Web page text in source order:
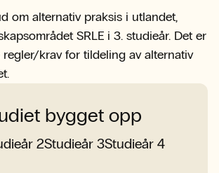
om alternativ praksis i utlandet,
SRLE i 3. studieår. Det er
krav for tildeling av alternativ
bygget opp
2Studieår 3Studieår 4